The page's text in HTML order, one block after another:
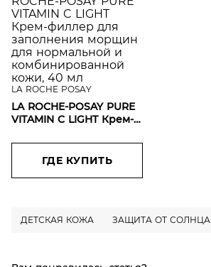
LA ROCHE POSAY
LA ROCHE-POSAY PURE
VITAMIN C LIGHT Крем-
заполнения морщин
для нормальной и
комбинированной
ГДЕ КУПИТЬ
ДЕТСКАЯ КОЖА ЗАЩИТА ОТ СОЛНЦА